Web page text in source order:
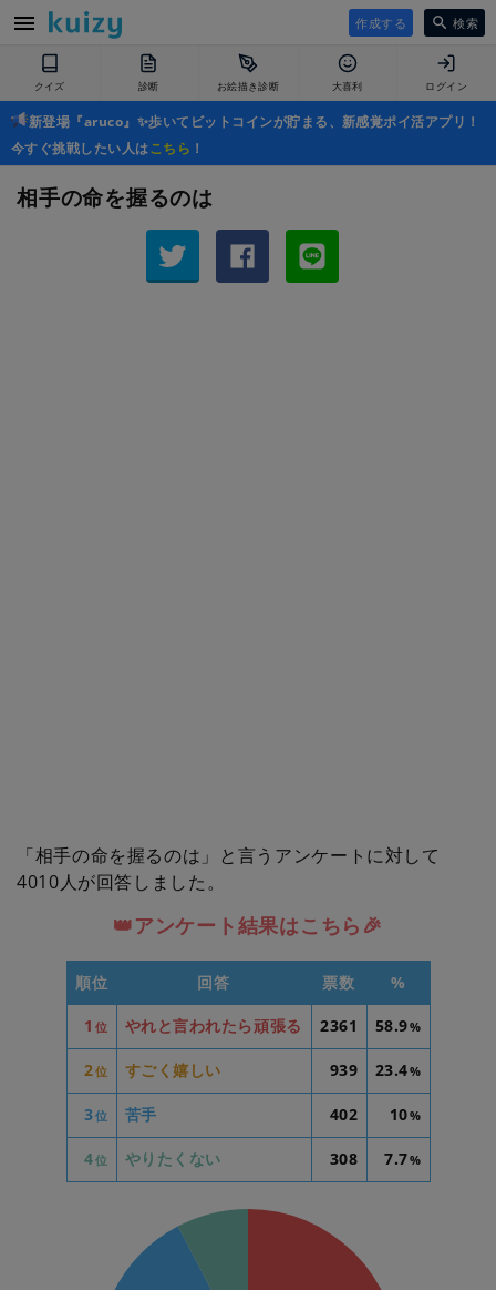
作成する 検索
クイズ 診断 お絵描き診断 大喜利 ログイン
新登場『aruco』✨歩いてビットコインが貯まる、新感覚ポイ活アプリ！
今すぐ挑戦したい人はこちら ！
相手の命を握るのは
「相手の命を握るのは」と言うアンケートに対して
4010人が回答しました。
👑アンケート結果はこちら🎉
順位 回答 票数 %
1 位 やれと言われたら頑張る 2361 58.9%
2位 すごく嬉しい 939 23.4%
3位 苦手 402 10%
4位 やりたくない 308 7.7%